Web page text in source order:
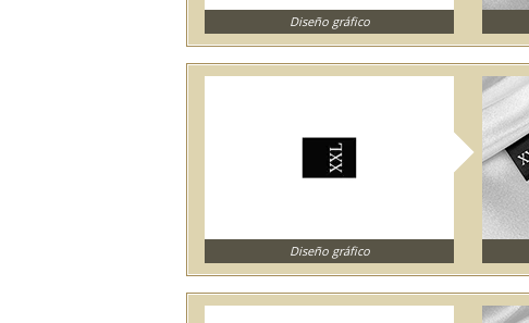
Diseño gráfico
Diseño gráfico